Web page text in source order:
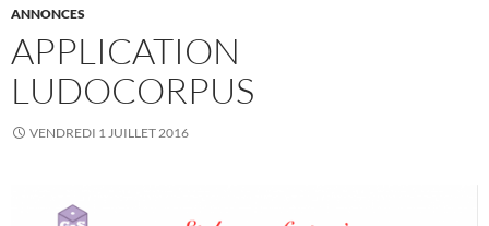
ANNONCES
APPLICATION
LUDOCORPUS
VENDREDI 1 JUILLET 2016